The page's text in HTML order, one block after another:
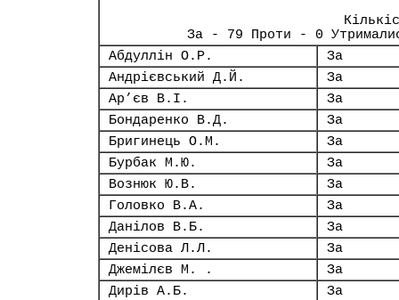
За - 79 Проти - 0
Абдуллін О.Р.
За
Андрієвський Д.Й.
За
Ар’єв В.І.
За
Бондаренко В.Д.
За
Бригинець О.М.
За
Бурбак М.Ю.
За
Вознюк Ю.В.
За
Головко В.А.
За
Данілов В.Б.
За
Денісова Л.Л.
За
Джемілєв М. .
За
Дирів А.Б.
За